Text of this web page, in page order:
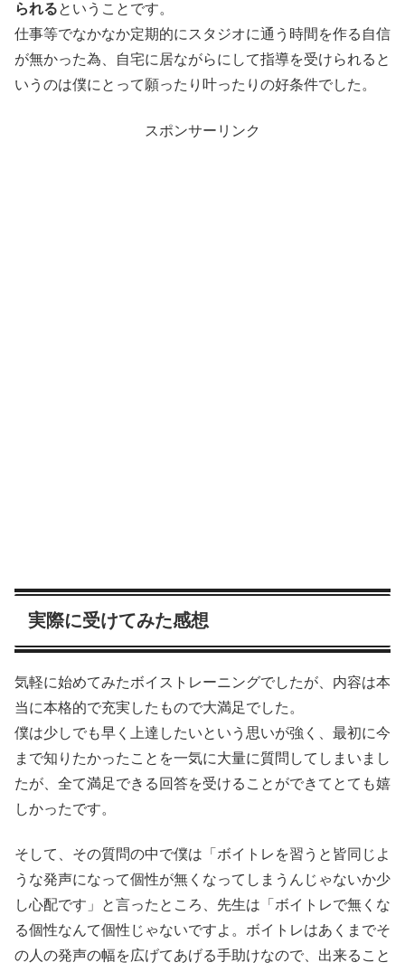
られるということです。
仕事等でなかなか定期的にスタジオに通う時間を作る自信
が無かった為、自宅に居ながらにして指導を受けられると
いうのは僕にとって願ったり叶ったりの好条件でした。
スポンサーリンク
実際に受けてみた感想
気軽に始めてみたボイストレーニングでしたが、内容は本
当に本格的で充実したもので大満足でした。
僕は少しでも早く上達したいという思いが強く、最初に今
まで知りたかったことを一気に大量に質問してしまいまし
たが、全て満足できる回答を受けることができてとても嬉
しかったです。
そして、その質問の中で僕は「ボイトレを習うと皆同じよ
うな発声になって個性が無くなってしまうんじゃないか少
し心配です」と言ったところ、先生は「ボイトレで無くな
る個性なんて個性じゃないですよ。ボイトレはあくまでそ
の人の発声の幅を広げてあげる手助けなので、出来ること